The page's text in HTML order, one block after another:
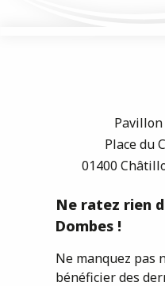
Place du
01400
Ne ratez rien
Dombes !
Ne manquez pas
bénéficier des